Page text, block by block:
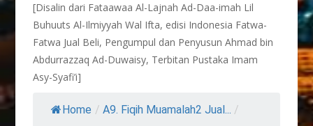
[Disalin dari Fataawaa Al-Lajnah Ad-Daa-imah Lil
Buhuuts Al-Ilmiyyah Wal Ifta, edisi Indonesia Fatwa-
Fatwa Jual Beli, Pengumpul dan Penyusun Ahmad bin
Abdurrazzaq Ad-Duwaisy, Terbitan Pustaka Imam
Asy-Syafi’i]
Home / A9. Fiqih Muamalah2 Jual... /